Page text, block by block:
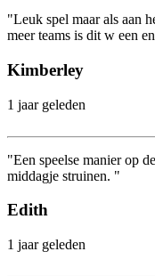
"Leuk spel maar als aan
meer teams is dit w een
Kimberley
1 jaar geleden
"Een speelse manier op
middagje struinen. "
Edith
1 jaar geleden